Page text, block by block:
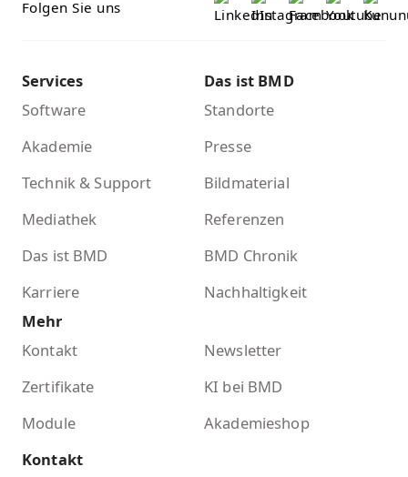
Folgen Sie uns
Services
Software
Akademie
Technik & Support
Mediathek
Das ist BMD
Karriere
Das ist BMD
Standorte
Presse
Bildmaterial
Referenzen
BMD Chronik
Nachhaltigkeit
Mehr
Kontakt
Newsletter
Zertifikate
KI bei BMD
Module
Akademieshop
Kontakt